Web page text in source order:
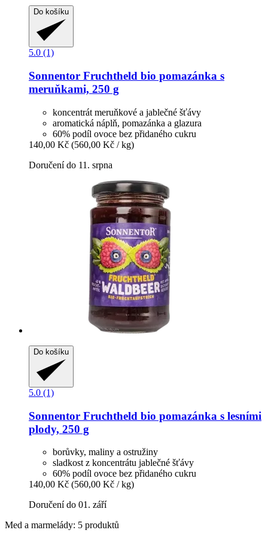
Do košíku
5.0 (1)
Sonnentor Fruchtheld bio pomazánka s
meruňkami, 250 g
koncentrát meruňkové a jablečné šťávy
aromatická náplň, pomazánka a glazura
60% podíl ovoce bez přidaného cukru
140,00 Kč (560,00 Kč / kg)
Doručení do 11. srpna
Do košíku
5.0 (1)
Sonnentor Fruchtheld bio pomazánka s lesními
plody, 250 g
borůvky, maliny a ostružiny
sladkost z koncentrátu jablečné šťávy
60% podíl ovoce bez přidaného cukru
140,00 Kč (560,00 Kč / kg)
Doručení do 01. září
Med a marmelády: 5 produktů